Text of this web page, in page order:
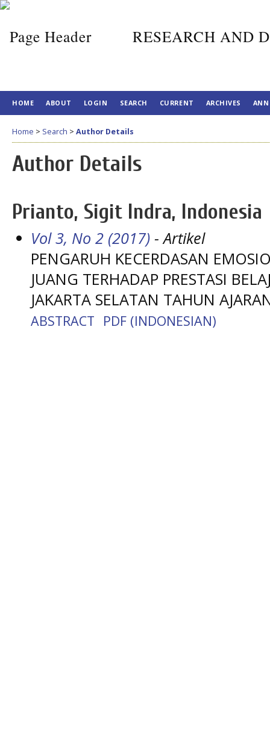
RESEARCH AND
HOME ABOUT LOGIN SEARCH CURRENT ARCHIVES
Home > Search > Author Details
Author Details
Prianto, Sigit Indra, Indonesia
Vol 3, No 2 (2017) - Artikel
PENGARUH KECERDASAN
JUANG TERHADAP PRESTASI
JAKARTA SELATAN TAHUN
ABSTRACT PDF (INDONESIAN)